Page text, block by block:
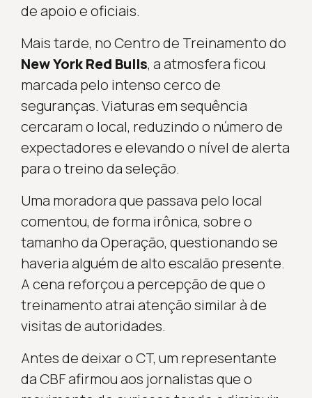
de apoio e oficiais.
Mais tarde, no Centro de Treinamento do
New York Red Bulls, a atmosfera ficou
marcada pelo intenso cerco de
seguranças. Viaturas em sequência
cercaram o local, reduzindo o número de
expectadores e elevando o nível de alerta
para o treino da seleção.
Uma moradora que passava pelo local
comentou, de forma irônica, sobre o
tamanho da Operação, questionando se
haveria alguém de alto escalão presente.
A cena reforçou a percepção de que o
treinamento atrai atenção similar à de
visitas de autoridades.
Antes de deixar o CT, um representante
da CBF afirmou aos jornalistas que o